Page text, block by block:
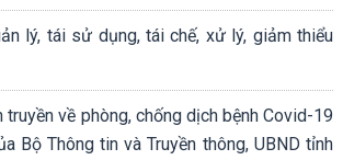
ngày 31/3/2020 của Thủ tướng Chính
lý, tái sử dụng, tái chế, xử lý, giảm thiểu
truyền về phòng, chống dịch bệnh Covid-19
Bộ Thông tin và Truyền thông, UBND tỉnh